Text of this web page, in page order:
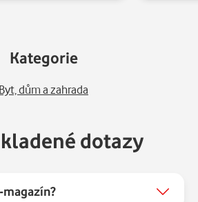
Kategorie
Byt, dům a zahrada
dotazy